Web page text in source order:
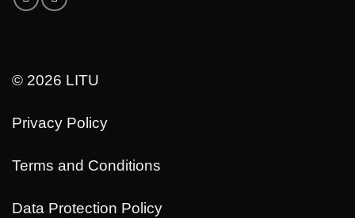
© 2026 LITU
Privacy Policy
Terms and Conditions
Data Protection Policy